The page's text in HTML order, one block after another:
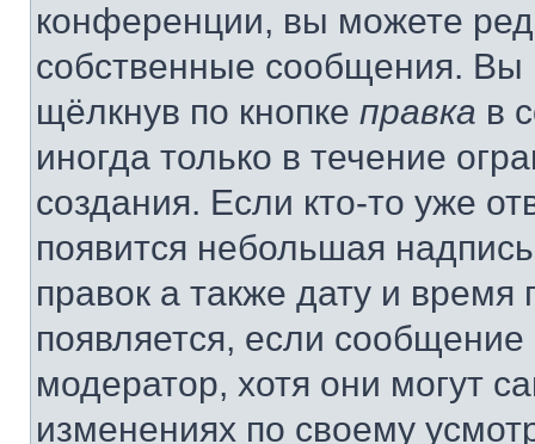
конференции, вы можете
собственные сообщения. Вы
щёлкнув по кнопке правка в
иногда только в течение
создания. Если кто-то уже
появится небольшая
правок а также дату и
появляется, если
модератор, хотя они могут
изменениях по своему